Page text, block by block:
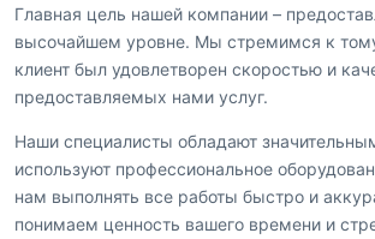
Главная цель нашей компании –
высочайшем уровне. Мы стремимся к
клиент был удовлетворен скоростью и
предоставляемых нами услуг.
Наши специалисты обладают
используют профессиональное
нам выполнять все работы быстро и
понимаем ценность вашего времени и